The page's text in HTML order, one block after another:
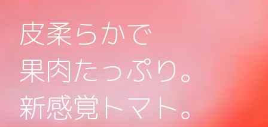
皮柔らかで
果肉たっぷり。
新感覚トマト。